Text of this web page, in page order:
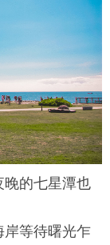
晚的七星潭也
岸等待曙光乍